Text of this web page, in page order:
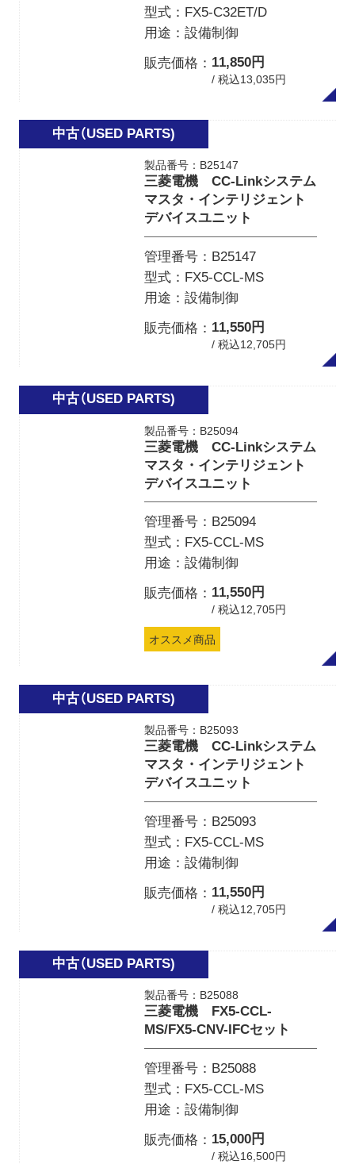
型式
FX5-C32ET/D
用途
設備制御
販売価格
11,850円
/ 税込13,035円
製品番号：B25147
三菱電機 CC-Linkシステム
マスタ・インテリジェント
デバイスユニット
管理番号
B25147
型式
FX5-CCL-MS
用途
設備制御
販売価格
11,550円
/ 税込12,705円
製品番号：B25094
三菱電機 CC-Linkシステム
マスタ・インテリジェント
デバイスユニット
管理番号
B25094
型式
FX5-CCL-MS
用途
設備制御
販売価格
11,550円
/ 税込12,705円
オススメ商品
製品番号：B25093
三菱電機 CC-Linkシステム
マスタ・インテリジェント
デバイスユニット
管理番号
B25093
型式
FX5-CCL-MS
用途
設備制御
販売価格
11,550円
/ 税込12,705円
製品番号：B25088
三菱電機 FX5-CCL-
MS/FX5-CNV-IFCセット
管理番号
B25088
型式
FX5-CCL-MS
用途
設備制御
販売価格
15,000円
/ 税込16,500円